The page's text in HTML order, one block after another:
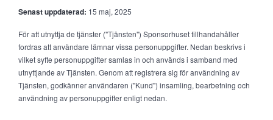
Senast uppdaterad: 15 maj, 2025
För att utnyttja de tjänster ("Tjänsten") Sponsorhuset tillhandahåller
fordras att användare lämnar vissa personuppgifter. Nedan beskrivs i
vilket syfte personuppgifter samlas in och används i samband med
utnyttjande av Tjänsten. Genom att registrera sig för användning av
Tjänsten, godkänner användaren ("Kund") insamling, bearbetning och
användning av personuppgifter enligt nedan.